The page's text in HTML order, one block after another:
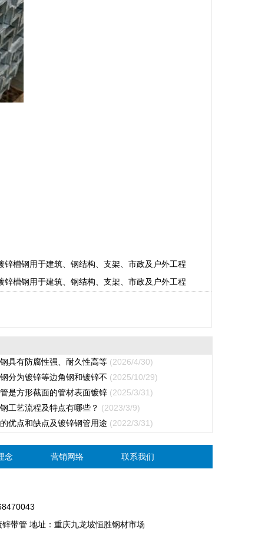
锌槽钢用于建筑、钢结构、支架、市政及户外工程
锌槽钢用于建筑、钢结构、支架、市政及户外工程
具有防腐性强、耐久性高等 (2026/4/30)
分为镀锌等边角钢和镀锌不 (2025/10/29)
是方形截面的管材表面镀锌 (2025/3/31)
工艺流程及特点有哪些？ (2023/3/9)
优点和缺点及镀锌钢管用途 (2022/3/31)
念 营销网络 联系我们
带管 地址：重庆九龙坡恒胜钢材市场